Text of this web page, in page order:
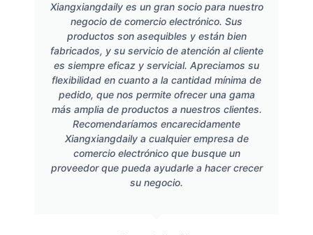
Xiangxiangdaily es un gran socio para nuestro
negocio de comercio electrónico. Sus
productos son asequibles y están bien
fabricados, y su servicio de atención al cliente
es siempre eficaz y servicial. Apreciamos su
flexibilidad en cuanto a la cantidad mínima de
pedido, que nos permite ofrecer una gama
más amplia de productos a nuestros clientes.
Recomendaríamos encarecidamente
Xiangxiangdaily a cualquier empresa de
comercio electrónico que busque un
proveedor que pueda ayudarle a hacer crecer
su negocio.